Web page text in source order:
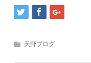
天野ブログ